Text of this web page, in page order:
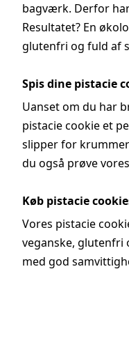
bagværk. Derfor
Resultatet? En
glutenfri og fuld af
Spis dine pistacie
Uanset om du har
pistacie cookie et
slipper for
du også prøve
Køb pistacie
Vores pistacie
veganske, glutenfri
med god